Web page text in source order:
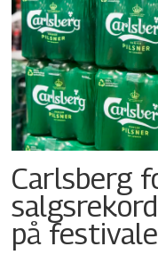
Carlsberg
på